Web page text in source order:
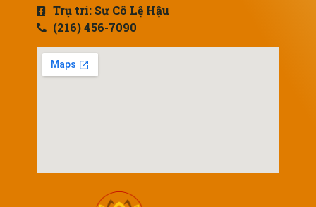
Trụ trì: Sư Cô Lệ Hậu
(216) 456-7090